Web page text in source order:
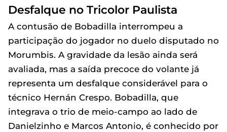
Desfalque no Tricolor Paulista
A contusão de Bobadilla interrompeu a
participação do jogador no duelo disputado no
Morumbis. A gravidade da lesão ainda será
avaliada, mas a saída precoce do volante já
representa um desfalque considerável para o
técnico Hernán Crespo. Bobadilla, que
integrava o trio de meio-campo ao lado de
Danielzinho e Marcos Antonio, é conhecido por